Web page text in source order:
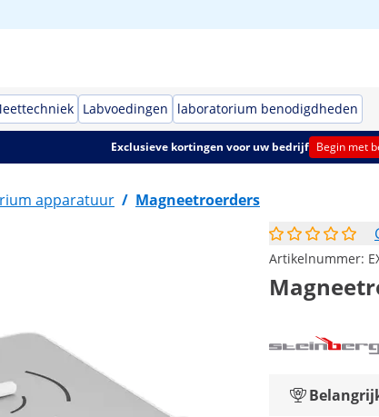
Labvoedingen laboratorium benodigdheden
Exclusieve kortingen voor uw bedrijf Begin met
apparatuur / Magneetroerders
Artikelnummer: